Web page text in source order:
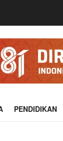
PENDIDIKAN